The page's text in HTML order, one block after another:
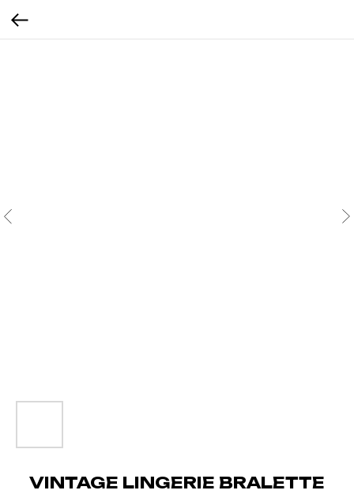
VINTAGE LINGERIE BRALETTE